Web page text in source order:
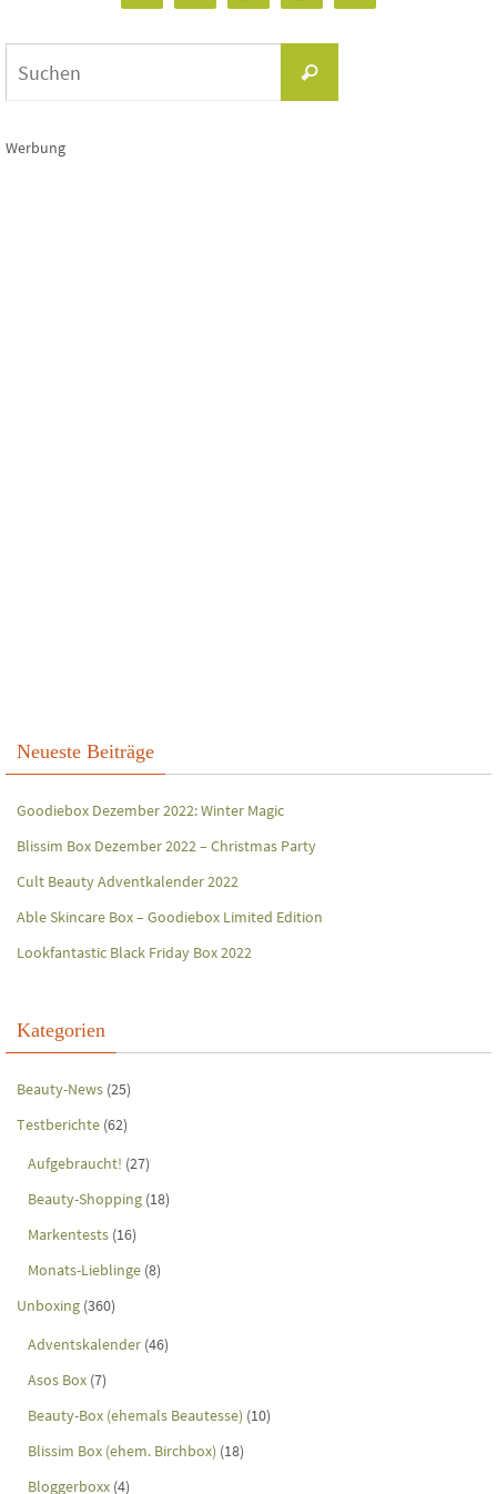
Suchen
Werbung
Neueste Beiträge
Goodiebox Dezember 2022: Winter Magic
Blissim Box Dezember 2022 – Christmas Party
Cult Beauty Adventkalender 2022
Able Skincare Box – Goodiebox Limited Edition
Lookfantastic Black Friday Box 2022
Kategorien
Beauty-News (25)
Testberichte (62)
Aufgebraucht! (27)
Beauty-Shopping (18)
Markentests (16)
Monats-Lieblinge (8)
Unboxing (360)
Adventskalender (46)
Asos Box (7)
Beauty-Box (ehemals Beautesse) (10)
Blissim Box (ehem. Birchbox) (18)
Bloggerboxx (4)